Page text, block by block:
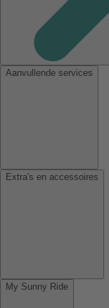
Aanvullende services
Extra's en accessoires
My Sunny Ride